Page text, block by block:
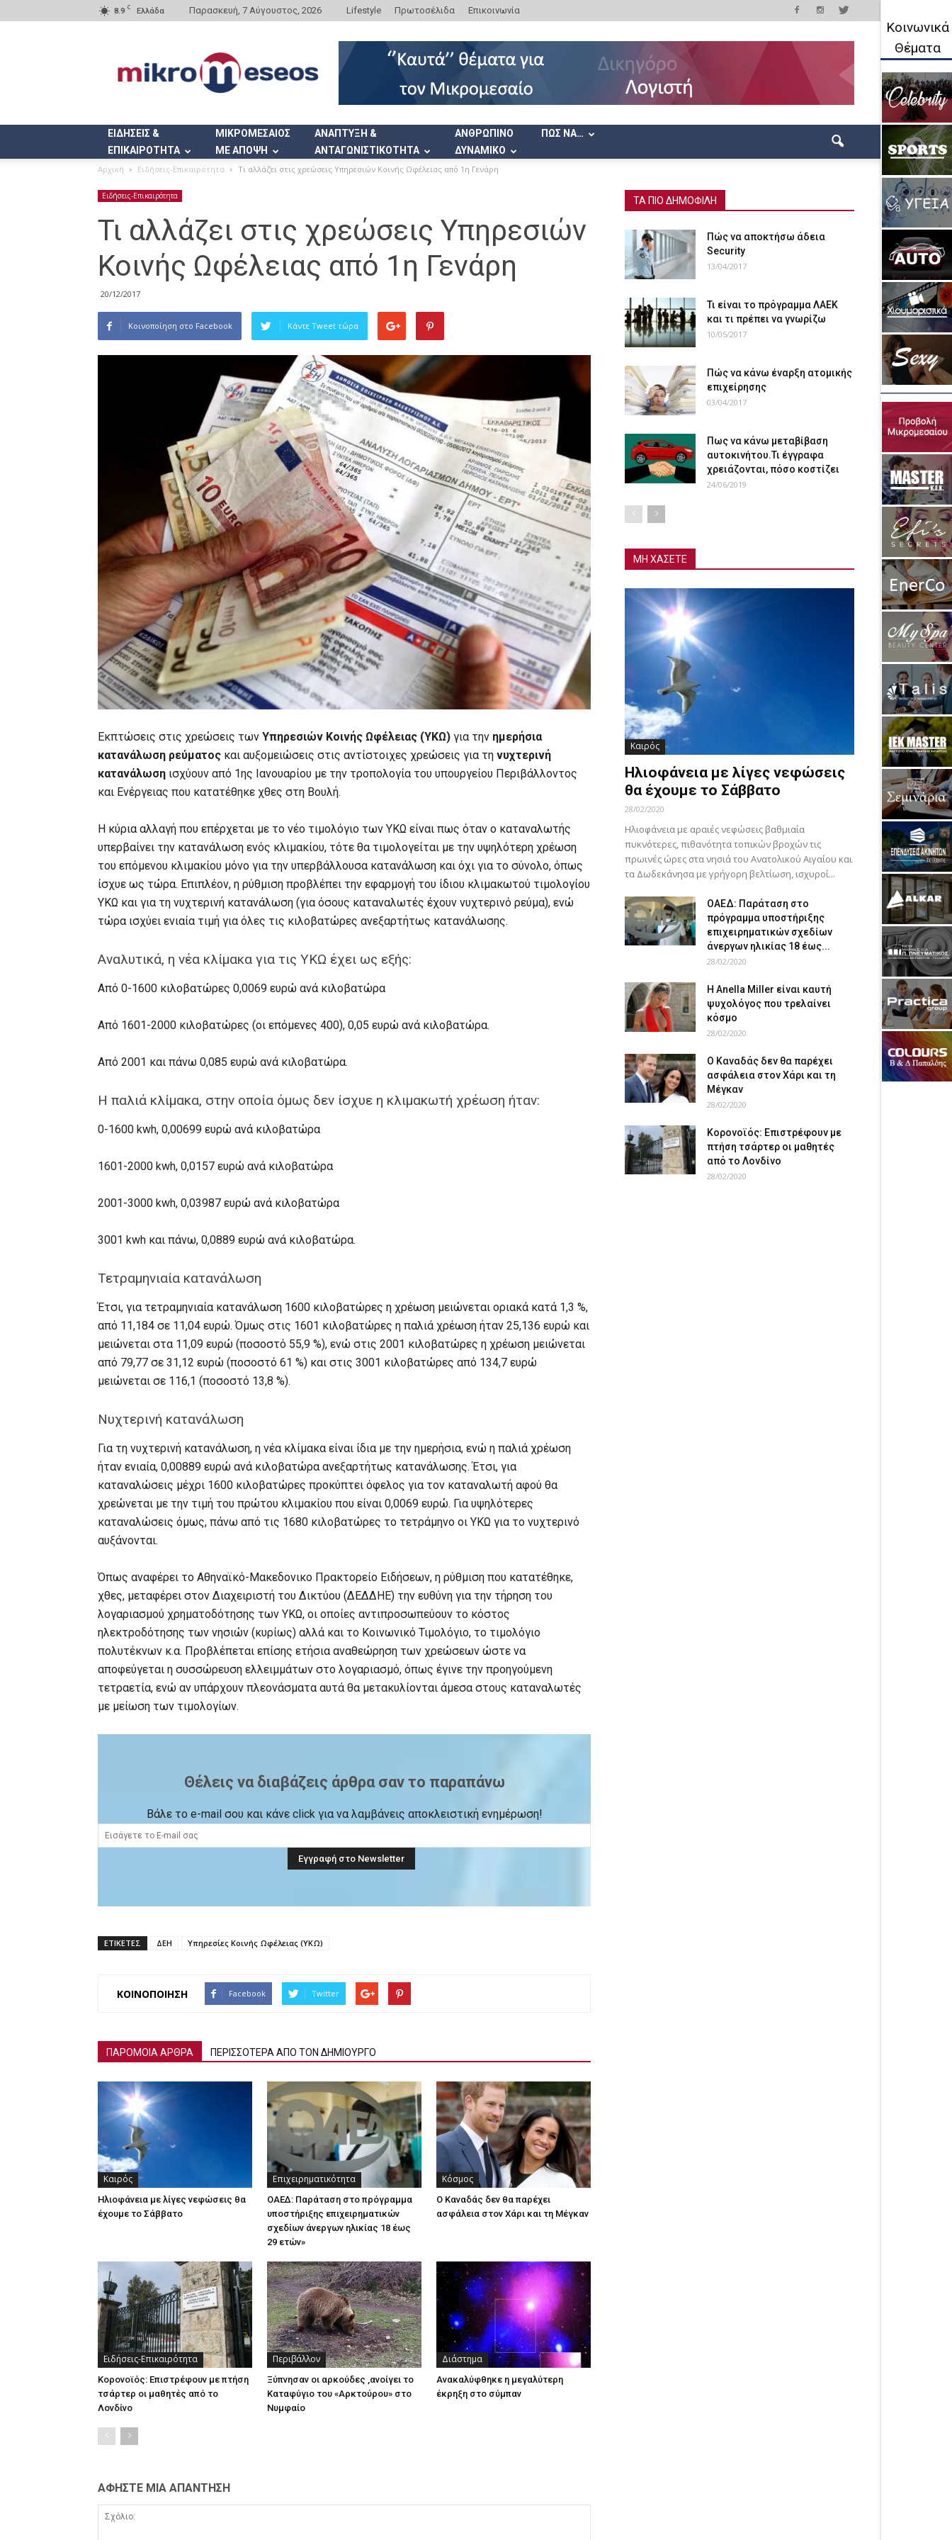
8.9 C Ελλάδα Παρασκευή, 7 Αύγουστος, 2026 Lifestyle Πρωτοσέλιδα Επικοινωνία
ΕΙΔΗΣΕΙΣ &
ΕΠΙΚΑΙΡΟΤΗΤΑ
ΜΙΚΡΟΜΕΣΑΙΟΣ
ΜΕ ΑΠΟΨΗ
ΑΝΑΠΤΥΞΗ &
ΑΝΤΑΓΩΝΙΣΤΙΚΟΤΗΤΑ
ΑΝΘΡΩΠΙΝΟ
ΔΥΝΑΜΙΚΟ
ΠΩΣ ΝΑ…
Αρχική Ειδήσεις-Επικαιρότητα Τι αλλάζει στις χρεώσεις Υπηρεσιών Κοινής Ωφέλειας από 1η Γενάρη
Ειδήσεις-Επικαιρότητα
Τι αλλάζει στις χρεώσεις Υπηρεσιών
Κοινής Ωφέλειας από 1η Γενάρη
20/12/2017
Κοινοποίηση στο Facebook Κάντε Tweet τώρα
Εκπτώσεις στις χρεώσεις των Υπηρεσιών Κοινής Ωφέλειας (ΥΚΩ) για την ημερήσια
κατανάλωση ρεύματος και αυξομειώσεις στις αντίστοιχες χρεώσεις για τη νυχτερινή
κατανάλωση ισχύουν από 1ης Ιανουαρίου με την τροπολογία του υπουργείου Περιβάλλοντος
και Ενέργειας που κατατέθηκε χθες στη Βουλή.
Η κύρια αλλαγή που επέρχεται με το νέο τιμολόγιο των ΥΚΩ είναι πως όταν ο καταναλωτής
υπερβαίνει την κατανάλωση ενός κλιμακίου, τότε θα τιμολογείται με την υψηλότερη χρέωση
του επόμενου κλιμακίου μόνο για την υπερβάλλουσα κατανάλωση και όχι για το σύνολο, όπως
ίσχυε ως τώρα. Επιπλέον, η ρύθμιση προβλέπει την εφαρμογή του ίδιου κλιμακωτού τιμολογίου
ΥΚΩ και για τη νυχτερινή κατανάλωση (για όσους καταναλωτές έχουν νυχτερινό ρεύμα), ενώ
τώρα ισχύει ενιαία τιμή για όλες τις κιλοβατώρες ανεξαρτήτως κατανάλωσης.
Αναλυτικά, η νέα κλίμακα για τις ΥΚΩ έχει ως εξής:
Από 0-1600 κιλοβατώρες 0,0069 ευρώ ανά κιλοβατώρα
Από 1601-2000 κιλοβατώρες (οι επόμενες 400), 0,05 ευρώ ανά κιλοβατώρα.
Από 2001 και πάνω 0,085 ευρώ ανά κιλοβατώρα.
Η παλιά κλίμακα, στην οποία όμως δεν ίσχυε η κλιμακωτή χρέωση ήταν:
0-1600 kwh, 0,00699 ευρώ ανά κιλοβατώρα
1601-2000 kwh, 0,0157 ευρώ ανά κιλοβατώρα
2001-3000 kwh, 0,03987 ευρώ ανά κιλοβατώρα
3001 kwh και πάνω, 0,0889 ευρώ ανά κιλοβατώρα.
Τετραμηνιαία κατανάλωση
Έτσι, για τετραμηνιαία κατανάλωση 1600 κιλοβατώρες η χρέωση μειώνεται οριακά κατά 1,3 %,
από 11,184 σε 11,04 ευρώ. Όμως στις 1601 κιλοβατώρες η παλιά χρέωση ήταν 25,136 ευρώ και
μειώνεται στα 11,09 ευρώ (ποσοστό 55,9 %), ενώ στις 2001 κιλοβατώρες η χρέωση μειώνεται
από 79,77 σε 31,12 ευρώ (ποσοστό 61 %) και στις 3001 κιλοβατώρες από 134,7 ευρώ
μειώνεται σε 116,1 (ποσοστό 13,8 %).
Νυχτερινή κατανάλωση
Για τη νυχτερινή κατανάλωση, η νέα κλίμακα είναι ίδια με την ημερήσια, ενώ η παλιά χρέωση
ήταν ενιαία, 0,00889 ευρώ ανά κιλοβατώρα ανεξαρτήτως κατανάλωσης. Έτσι, για
καταναλώσεις μέχρι 1600 κιλοβατώρες προκύπτει όφελος για τον καταναλωτή αφού θα
χρεώνεται με την τιμή του πρώτου κλιμακίου που είναι 0,0069 ευρώ. Για υψηλότερες
καταναλώσεις όμως, πάνω από τις 1680 κιλοβατώρες το τετράμηνο οι ΥΚΩ για το νυχτερινό
αυξάνονται.
Όπως αναφέρει το Αθηναϊκό-Μακεδονικο Πρακτορείο Ειδήσεων, η ρύθμιση που κατατέθηκε,
χθες, μεταφέρει στον Διαχειριστή του Δικτύου (ΔΕΔΔΗΕ) την ευθύνη για την τήρηση του
λογαριασμού χρηματοδότησης των ΥΚΩ, οι οποίες αντιπροσωπεύουν το κόστος
ηλεκτροδότησης των νησιών (κυρίως) αλλά και το Κοινωνικό Τιμολόγιο, το τιμολόγιο
πολυτέκνων κ.α. Προβλέπεται επίσης ετήσια αναθεώρηση των χρεώσεων ώστε να
αποφεύγεται η συσσώρευση ελλειμμάτων στο λογαριασμό, όπως έγινε την προηγούμενη
τετραετία, ενώ αν υπάρχουν πλεονάσματα αυτά θα μετακυλίονται άμεσα στους καταναλωτές
με μείωση των τιμολογίων.
Θέλεις να διαβάζεις άρθρα σαν το παραπάνω
Βάλε το e-mail σου και κάνε click για να λαμβάνεις αποκλειστική ενημέρωση!
ΕΤΙΚΕΤΕΣ ΔΕΗ Υπηρεσίες Κοινής Ωφέλειας (ΥΚΩ)
ΚΟΙΝΟΠΟΙΗΣΗ Facebook Twitter
ΠΑΡΟΜΟΙΑ ΑΡΘΡΑ ΠΕΡΙΣΣΟΤΕΡΑ ΑΠΟ ΤΟΝ ΔΗΜΙΟΥΡΓΟ
Καιρός
Ηλιοφάνεια με λίγες νεφώσεις θα
έχουμε το Σάββατο
Επιχειρηματικότητα
ΟΑΕΔ: Παράταση στο πρόγραμμα
υποστήριξης επιχειρηματικών
σχεδίων άνεργων ηλικίας 18 έως
29 ετών»
Κόσμος
Ο Καναδάς δεν θα παρέχει
ασφάλεια στον Χάρι και τη Μέγκαν
Ειδήσεις-Επικαιρότητα
Κορονοϊός: Επιστρέφουν με πτήση
τσάρτερ οι μαθητές από το
Λονδίνο
Περιβάλλον
Ξύπνησαν οι αρκούδες ,ανοίγει το
Καταφύγιο του «Αρκτούρου» στο
Νυμφαίο
Διάστημα
Ανακαλύφθηκε η μεγαλύτερη
έκρηξη στο σύμπαν
ΑΦΗΣΤΕ ΜΙΑ ΑΠΑΝΤΗΣΗ
ΤΑ ΠΙΟ ΔΗΜΟΦΙΛΗ
Πώς να αποκτήσω άδεια
Security
13/04/2017
Τι είναι το πρόγραμμα ΛΑΕΚ
και τι πρέπει να γνωρίζω
10/05/2017
Πώς να κάνω έναρξη ατομικής
επιχείρησης
03/04/2017
Πως να κάνω μεταβίβαση
αυτοκινήτου.Τι έγγραφα
χρειάζονται, πόσο κοστίζει
24/06/2019
ΜΗ ΧΑΣΕΤΕ
Καιρός
Ηλιοφάνεια με λίγες νεφώσεις
θα έχουμε το Σάββατο
28/02/2020
Ηλιοφάνεια με αραιές νεφώσεις βαθμιαία
πυκνότερες, πιθανότητα τοπικών βροχών τις
πρωινές ώρες στα νησιά του Ανατολικού Αιγαίου και
τα Δωδεκάνησα με γρήγορη βελτίωση, ισχυροί...
ΟΑΕΔ: Παράταση στο
πρόγραμμα υποστήριξης
επιχειρηματικών σχεδίων
άνεργων ηλικίας 18 έως...
28/02/2020
Η Anella Miller είναι καυτή
ψυχολόγος που τρελαίνει
κόσμο
28/02/2020
Ο Καναδάς δεν θα παρέχει
ασφάλεια στον Χάρι και τη
Μέγκαν
28/02/2020
Κορονοϊός: Επιστρέφουν με
πτήση τσάρτερ οι μαθητές
από το Λονδίνο
28/02/2020
Κοινωνικά
Θέματα